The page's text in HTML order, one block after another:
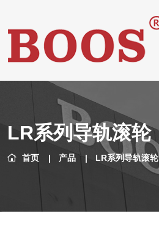
LR系列导轨滚轮
首页 产品 LR系列导轨滚轮